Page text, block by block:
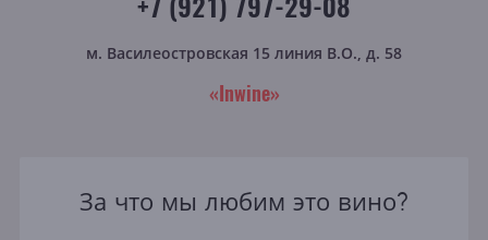
м. Василеостровская 15 линия В.О., д. 58
«Inwine»
За что мы любим это вино?